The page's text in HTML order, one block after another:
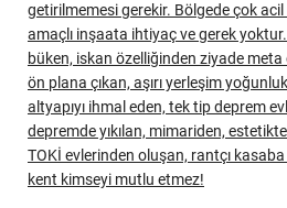
getirilmemesi gerekir. Bölgede çok
amaçlı inşaata ihtiyaç ve gerek yoktur.
büken, iskan özelliğinden ziyade meta
ön plana çıkan, aşırı yerleşim
altyapıyı ihmal eden, tek tip deprem
depremde yıkılan, mimariden,
TOKİ evlerinden oluşan, rantçı
kent kimseyi mutlu etmez!